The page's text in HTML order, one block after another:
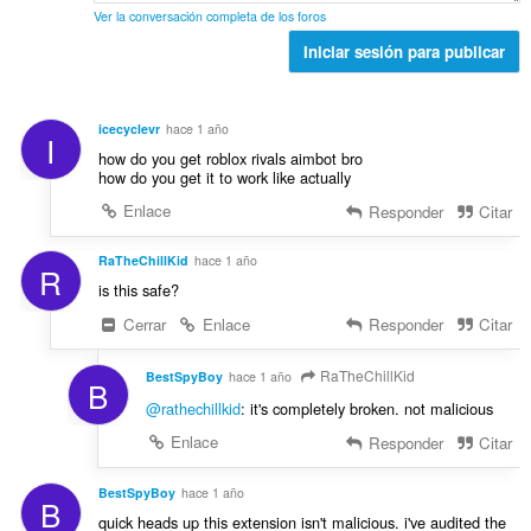
s
i
s
n
i
o
n
s
:
l
n
t
u
o
e
s
Ver la conversación completa de los foros
Iniciar sesión para publicar
I icecyclevr hace 1 año
how do you get roblox rivals aimbot bro
how do you get it to work like actually
Enlace
Responder Citar
R RaTheChillKid hace 1 año
is this safe?
Cerrar
Enlace Responder Citar
B BestSpyBoy hace 1 año RaTheChillKid
@rathechillkid: it's completely broken. not malicious
Enlace
Responder Citar
B BestSpyBoy hace 1 año
quick heads up this extension isn't malicious. i've audited the